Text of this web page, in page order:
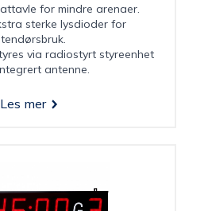
for mindre arenaer.
sterke lysdioder for
via radiostyrt styreenhet
antenne.
Les mer